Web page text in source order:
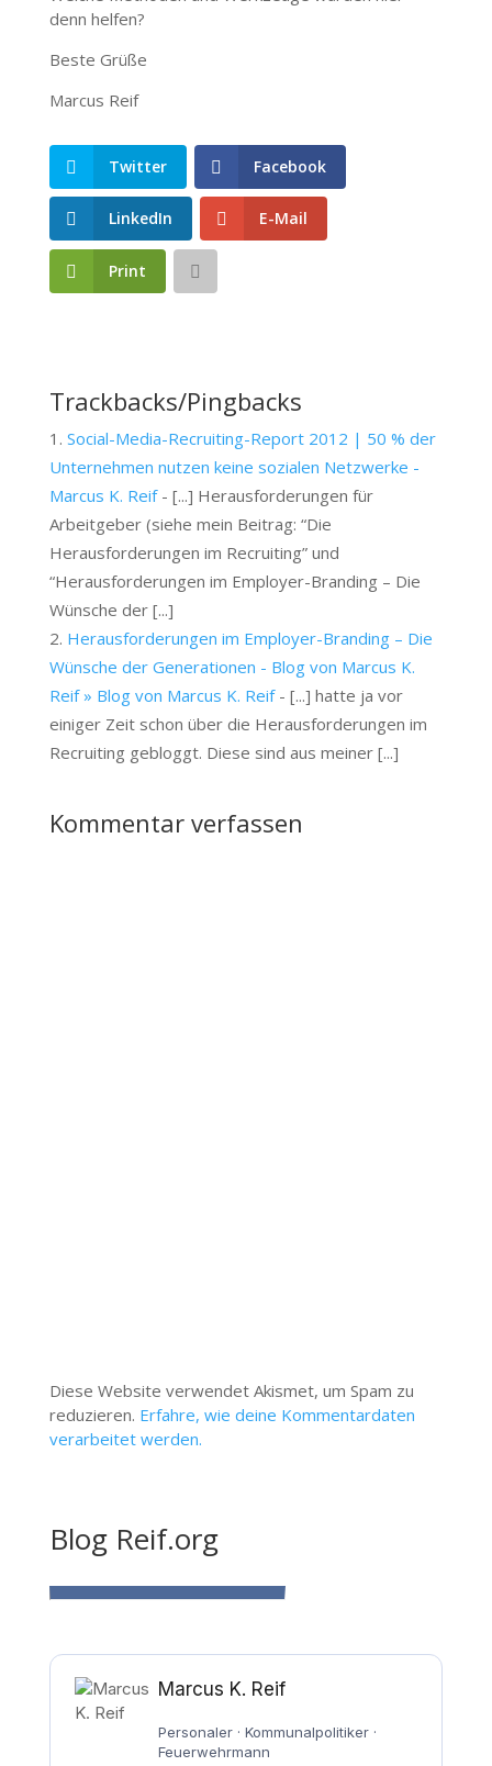
denn helfen?
Beste Grüße
Marcus Reif
Twitter Facebook
LinkedIn E-Mail
Print
Trackbacks/Pingbacks
Social-Media-Recruiting-Report 2012 | 50 % der
Unternehmen nutzen keine sozialen Netzwerke -
Marcus K. Reif- [...] Herausforderungen für
Arbeitgeber (siehe mein Beitrag: “Die
Herausforderungen im Recruiting” und
“Herausforderungen im Employer-Branding – Die
Wünsche der [...]
Herausforderungen im Employer-Branding – Die
Wünsche der Generationen - Blog von Marcus K.
Reif » Blog von Marcus K. Reif- [...] hatte ja vor
einiger Zeit schon über die Herausforderungen im
Recruiting gebloggt. Diese sind aus meiner [...]
Kommentar verfassen
Diese Website verwendet Akismet, um Spam zu
reduzieren. Erfahre, wie deine Kommentardaten
verarbeitet werden.
Blog Reif.org
Marcus K. Reif
Personaler · Kommunalpolitiker ·
Feuerwehrmann